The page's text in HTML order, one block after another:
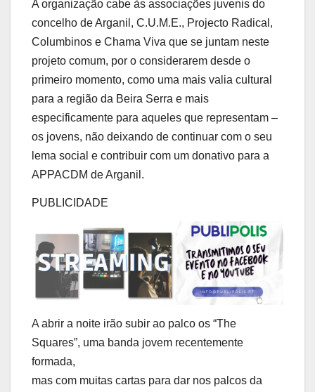
A organização cabe às associações juvenis do
concelho de Arganil, C.U.M.E., Projecto Radical,
Columbinos e Chama Viva que se juntam neste
projeto comum, por o considerarem desde o
primeiro momento, como uma mais valia cultural
para a região da Beira Serra e mais
especificamente para aqueles que representam –
os jovens, não deixando de continuar com o seu
lema social e contribuir com um donativo para a
APPACDM de Arganil.
PUBLICIDADE
A abrir a noite irão subir ao palco os “The
Squares”, uma banda jovem recentemente
formada,
mas com muitas cartas para dar nos palcos da